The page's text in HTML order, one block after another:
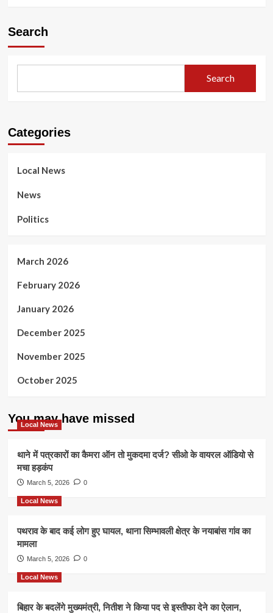
Search
Search
Categories
Local News
News
Politics
March 2026
February 2026
January 2026
December 2025
November 2025
October 2025
You may have missed
Local News
थाने में पत्रकारों का कैमरा ऑन तो मुकदमा दर्ज? सीओ के वायरल ऑडियो से
मचा हड़कंप
March 5, 2026 0
Local News
पथराव के बाद कई लोग हुए घायल, थाना सिम्भावली क्षेत्र के नयाबांस गांव का
मामला
March 5, 2026 0
Local News
बिहार के बदलेंगे मुख्यमंत्री, नितीश ने किया पद से इस्तीफा देने का ऐलान,